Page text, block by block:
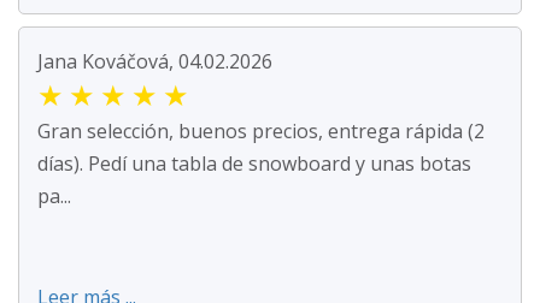
Jana Kováčová, 04.02.2026
★ ★ ★ ★ ★
Gran selección, buenos precios, entrega rápida (2
días). Pedí una tabla de snowboard y unas botas
pa...
Leer más ...